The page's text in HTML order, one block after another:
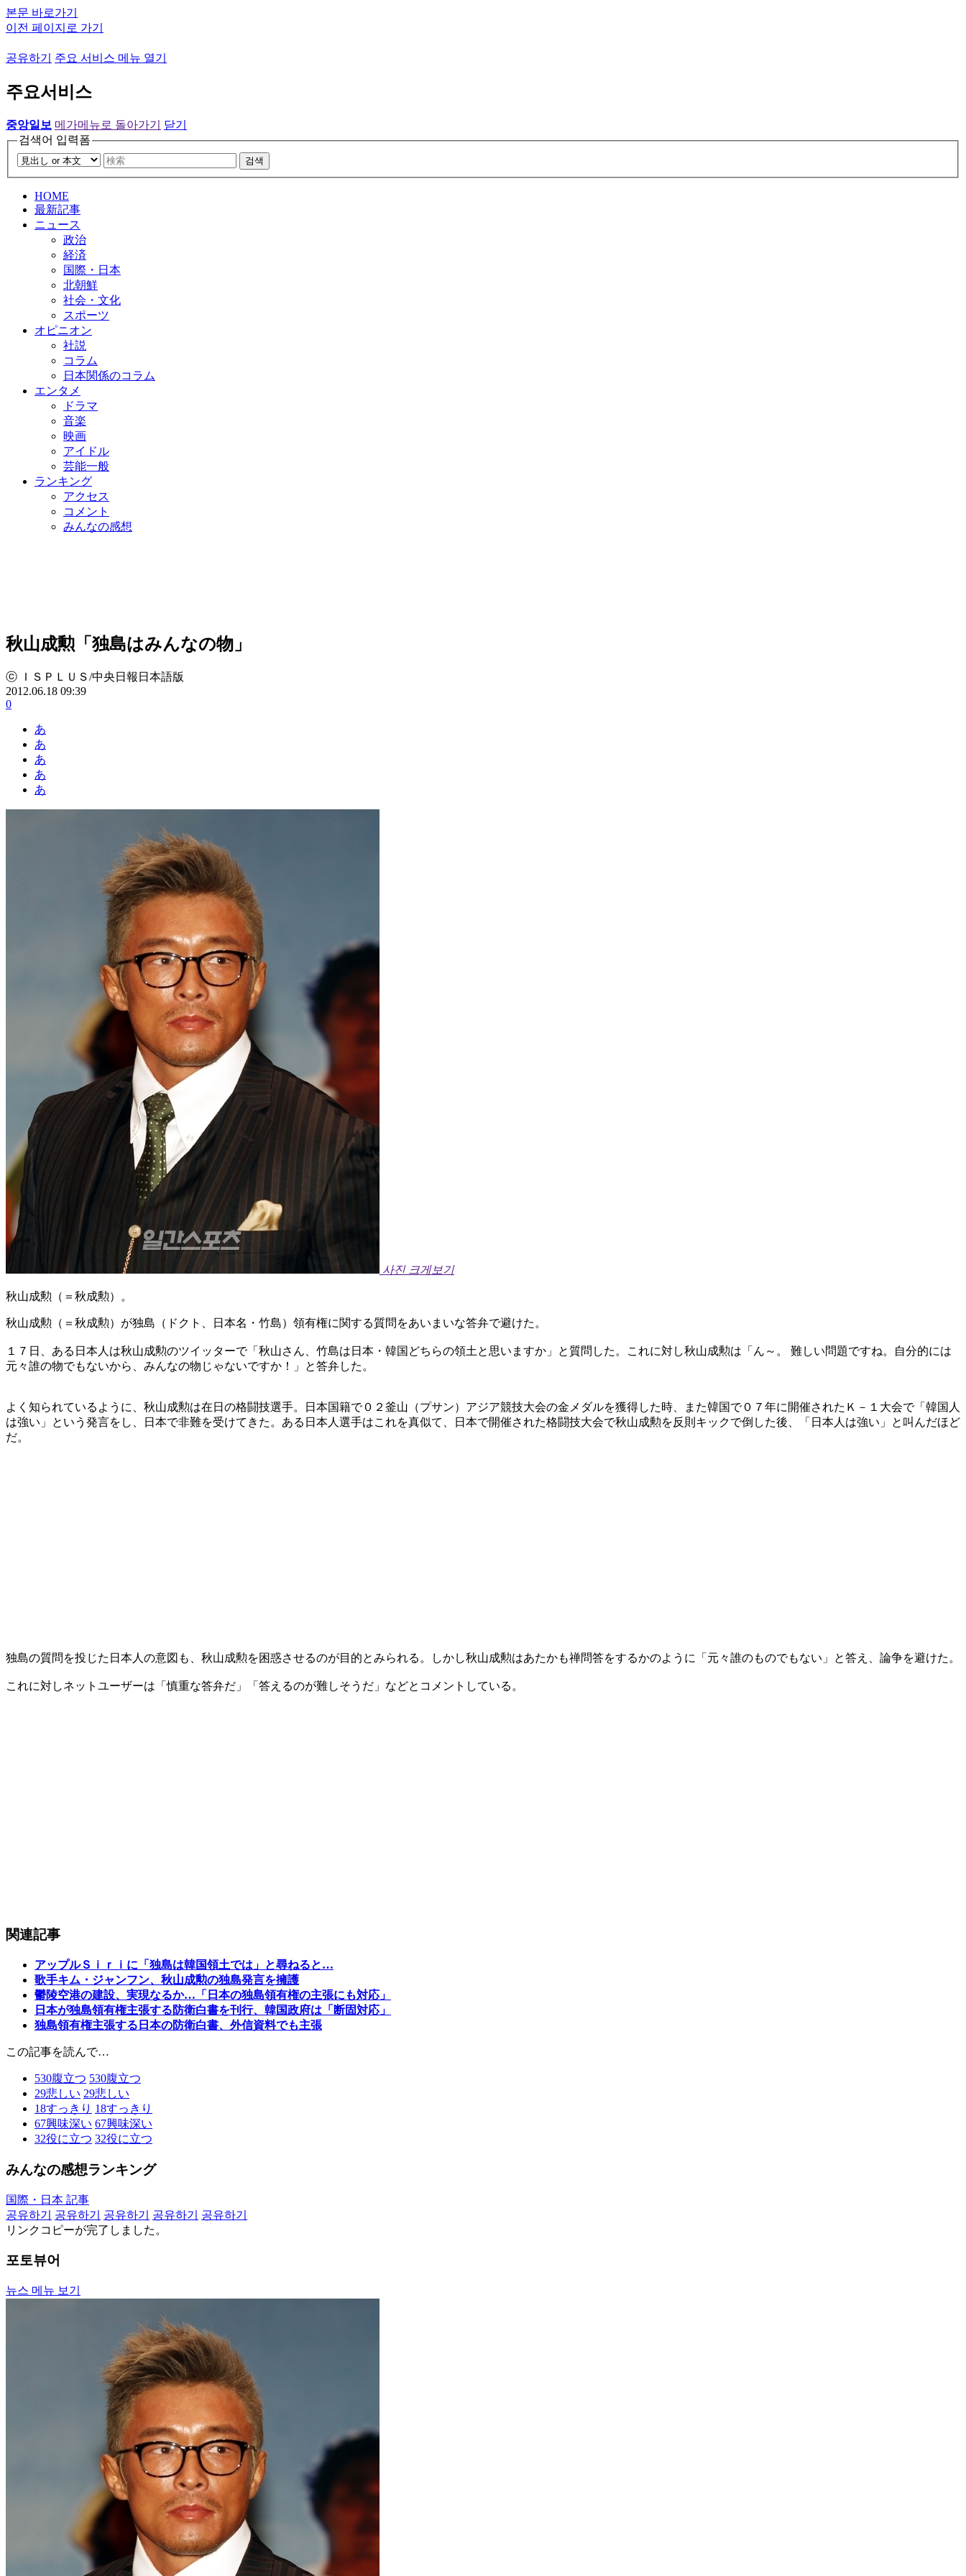
본문 바로가기
이전 페이지로 가기
공유하기 주요 서비스 메뉴 열기
주요서비스
중앙일보 메가메뉴로 돌아가기
닫기
검색어 입력폼
검색
HOME
最新記事
ニュース
政治
経済
国際・日本
北朝鮮
社会・文化
スポーツ
オピニオン
社説
コラム
日本関係のコラム
エンタメ
ドラマ
音楽
映画
アイドル
芸能一般
ランキング
アクセス
コメント
みんなの感想
秋山成勲「独島はみんなの物」
ⓒ ＩＳＰＬＵＳ/中央日報日本語版
2012.06.18 09:39
0
あ
あ
あ
あ
あ
사진 크게보기
秋山成勲（＝秋成勲）。
秋山成勲（＝秋成勲）が独島（ドクト、日本名・竹島）領有権に関する質問をあいまいな答弁で避けた。
１７日、ある日本人は秋山成勲のツイッターで「秋山さん、竹島は日本・韓国どちらの領土と思いますか」と質問した。これに対し秋山成勲は「ん～。 難しい問題ですね。自分的には
元々誰の物でもないから、みんなの物じゃないですか！」と答弁した。
よく知られているように、秋山成勲は在日の格闘技選手。日本国籍で０２釜山（プサン）アジア競技大会の金メダルを獲得した時、また韓国で０７年に開催されたＫ－１大会で「韓国人
は強い」という発言をし、日本で非難を受けてきた。ある日本人選手はこれを真似て、日本で開催された格闘技大会で秋山成勲を反則キックで倒した後、「日本人は強い」と叫んだほど
だ。
独島の質問を投じた日本人の意図も、秋山成勲を困惑させるのが目的とみられる。しかし秋山成勲はあたかも禅問答をするかのように「元々誰のものでもない」と答え、論争を避けた。
これに対しネットユーザーは「慎重な答弁だ」「答えるのが難しそうだ」などとコメントしている。
関連記事
アップルＳｉｒｉに「独島は韓国領土では」と尋ねると…
歌手キム・ジャンフン、秋山成勲の独島発言を擁護
鬱陵空港の建設、実現なるか…「日本の独島領有権の主張にも対応」
日本が独島領有権主張する防衛白書を刊行、韓国政府は「断固対応」
独島領有権主張する日本の防衛白書、外信資料でも主張
この記事を読んで…
530腹立つ 530腹立つ
29悲しい 29悲しい
18すっきり 18すっきり
67興味深い 67興味深い
32役に立つ 32役に立つ
みんなの感想ランキング
国際・日本 記事
공유하기
공유하기 공유하기 공유하기
공유하기
リンクコピーが完了しました。
포토뷰어
뉴스 메뉴 보기